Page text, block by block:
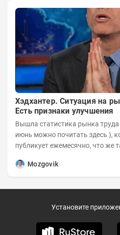
Хэдхантер. Ситуация на
Есть признаки улучшения
Вышла статистика рынка труда за июль 2026 года (за
июнь можно почитать здесь ), которую Хедхантер
публикует ежемесячно, что же
Mozgovik
Установите